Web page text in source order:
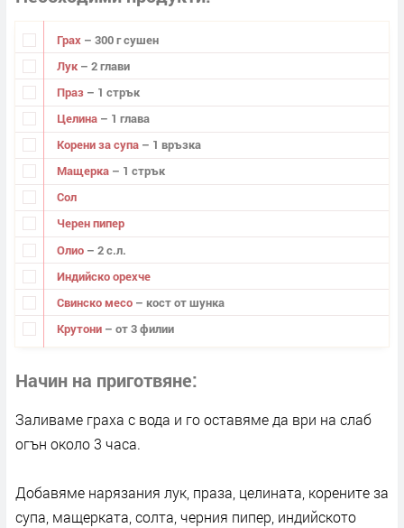
Грах – 300 г сушен
Лук – 2 глави
Праз – 1 стрък
Целина – 1 глава
Корени за супа – 1 връзка
Мащерка – 1 стрък
Сол
Черен пипер
Олио – 2 с.л.
Индийско орехче
Свинско месо – кост от шунка
Крутони – от 3 филии
Начин на приготвяне
Заливаме граха с вода и го оставяме да ври на слаб
огън около 3 часа.
Добавяме нарязания лук, праза, целината, корените за
супа, мащерката, солта, черния пипер, индийското